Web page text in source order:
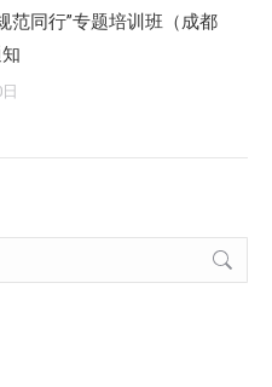
范同行”专题培训班（成都